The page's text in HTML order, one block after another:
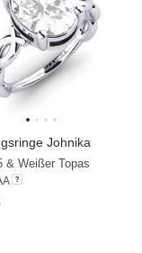
Johnika
& Weißer Topas